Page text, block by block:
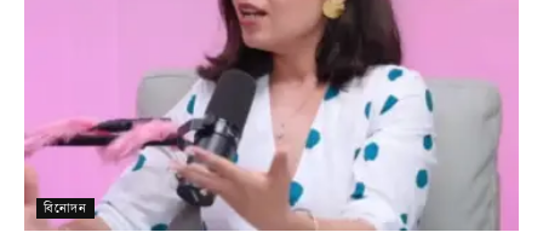
বিনোদন